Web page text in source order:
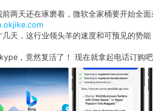
前两天还在琢磨着，微软全家桶要开始全
几天，这行业领头羊的速度和可预见的势能
，竟然复活了！ 现在就拿起电话订购